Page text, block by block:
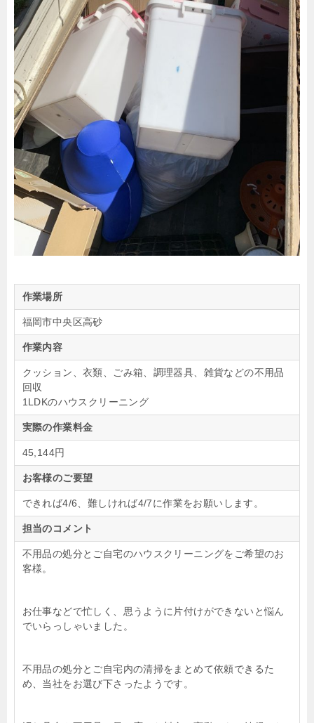
作業場所
福岡市中央区高砂
作業内容
クッション、衣類、ごみ箱、調理器具、雑貨などの不用品
回収
1LDKのハウスクリーニング
実際の作業料金
45,144円
お客様のご要望
できれば4/6、難しければ4/7に作業をお願いします。
担当のコメント
不用品の処分とご自宅のハウスクリーニングをご希望のお
客様。
お仕事などで忙しく、思うように片付けができないと悩ん
でいらっしゃいました。
不用品の処分とご自宅内の清掃をまとめて依頼できるた
め、当社をお選び下さったようです。